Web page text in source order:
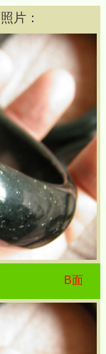
照片：
B面